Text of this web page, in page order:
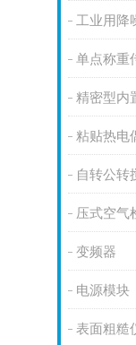
工业用降
单点称重
精密型内
粘贴热电
自转公转
压式空气
变频器
电源模块
表面粗糙